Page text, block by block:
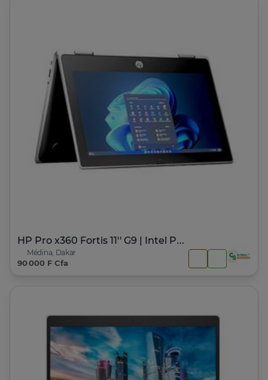
HP Pro x360 Fortis 11'' G9 | Intel Pentium
Médina, Dakar
90 000 F Cfa